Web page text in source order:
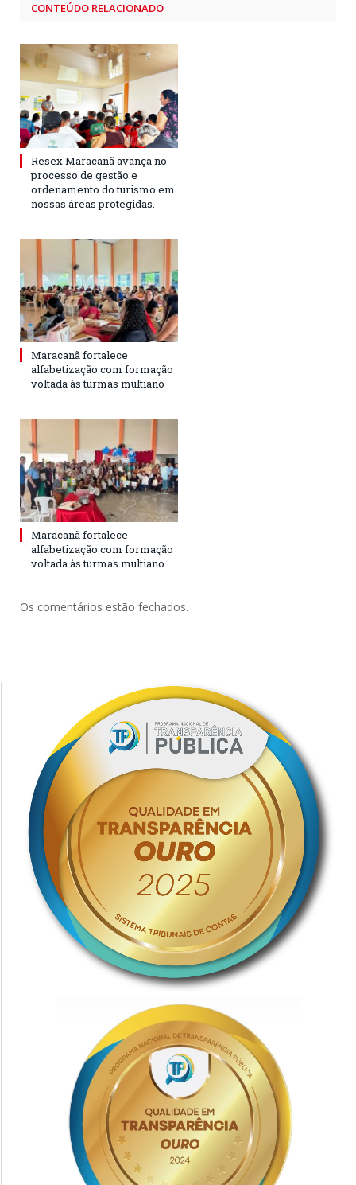
CONTEÚDO RELACIONADO
Resex Maracanã avança no
processo de gestão e
ordenamento do turismo em
nossas áreas protegidas.
Maracanã fortalece
alfabetização com formação
voltada às turmas multiano
Maracanã fortalece
alfabetização com formação
voltada às turmas multiano
Os comentários estão fechados.